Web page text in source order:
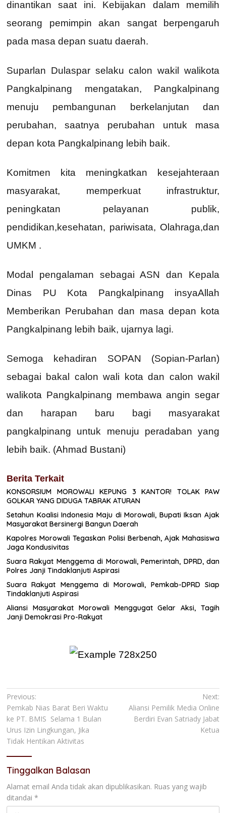
dinantikan saat ini. Kebijakan dalam memilih
seorang pemimpin akan sangat berpengaruh
pada masa depan suatu daerah.
Suparlan Dulaspar selaku calon wakil walikota
Pangkalpinang mengatakan, Pangkalpinang
menuju pembangunan berkelanjutan dan
perubahan, saatnya perubahan untuk masa
depan kota Pangkalpinang lebih baik.
Komitmen kita meningkatkan kesejahteraan
masyarakat, memperkuat infrastruktur,
peningkatan pelayanan publik,
pendidikan,kesehatan, pariwisata, Olahraga,dan
UMKM .
Modal pengalaman sebagai ASN dan Kepala
Dinas PU Kota Pangkalpinang insyaAllah
Memberikan Perubahan dan masa depan kota
Pangkalpinang lebih baik, ujarnya lagi.
Semoga kehadiran SOPAN (Sopian-Parlan)
sebagai bakal calon wali kota dan calon wakil
walikota Pangkalpinang membawa angin segar
dan harapan baru bagi masyarakat
pangkalpinang untuk menuju peradaban yang
lebih baik. (Ahmad Bustani)
Berita Terkait
KONSORSIUM MOROWALI KEPUNG 3 KANTOR! TOLAK PAW
GOLKAR YANG DIDUGA TABRAK ATURAN
Setahun Koalisi Indonesia Maju di Morowali, Bupati Iksan Ajak
Masyarakat Bersinergi Bangun Daerah
Kapolres Morowali Tegaskan Polisi Berbenah, Ajak Mahasiswa
Jaga Kondusivitas
Suara Rakyat Menggema di Morowali, Pemerintah, DPRD, dan
Polres Janji Tindaklanjuti Aspirasi
Suara Rakyat Menggema di Morowali, Pemkab-DPRD Siap
Tindaklanjuti Aspirasi
Aliansi Masyarakat Morowali Menggugat Gelar Aksi, Tagih
Janji Demokrasi Pro-Rakyat
Navigasi
pos
Previous:
Pemkab Nias Barat Beri Waktu
ke PT. BMIS Selama 1 Bulan
Urus Izin Lingkungan, Jika
Tidak Hentikan Aktivitas
Next:
Aliansi Pemilik Media Online
Berdiri Evan Satriady Jabat
Ketua
Tinggalkan Balasan
Alamat email Anda tidak akan dipublikasikan. Ruas yang wajib
ditandai *